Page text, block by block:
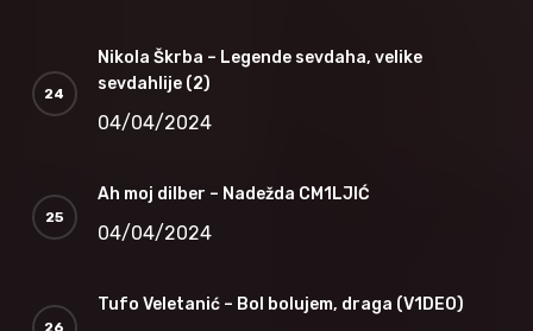
Nikola Škrba – Legende sevdaha, velike
sevdahlije (2)
04/04/2024
Ah moj dilber – Nadežda CM1LJIĆ
04/04/2024
Tufo Veletanić – Bol bolujem, draga (V1DEO)